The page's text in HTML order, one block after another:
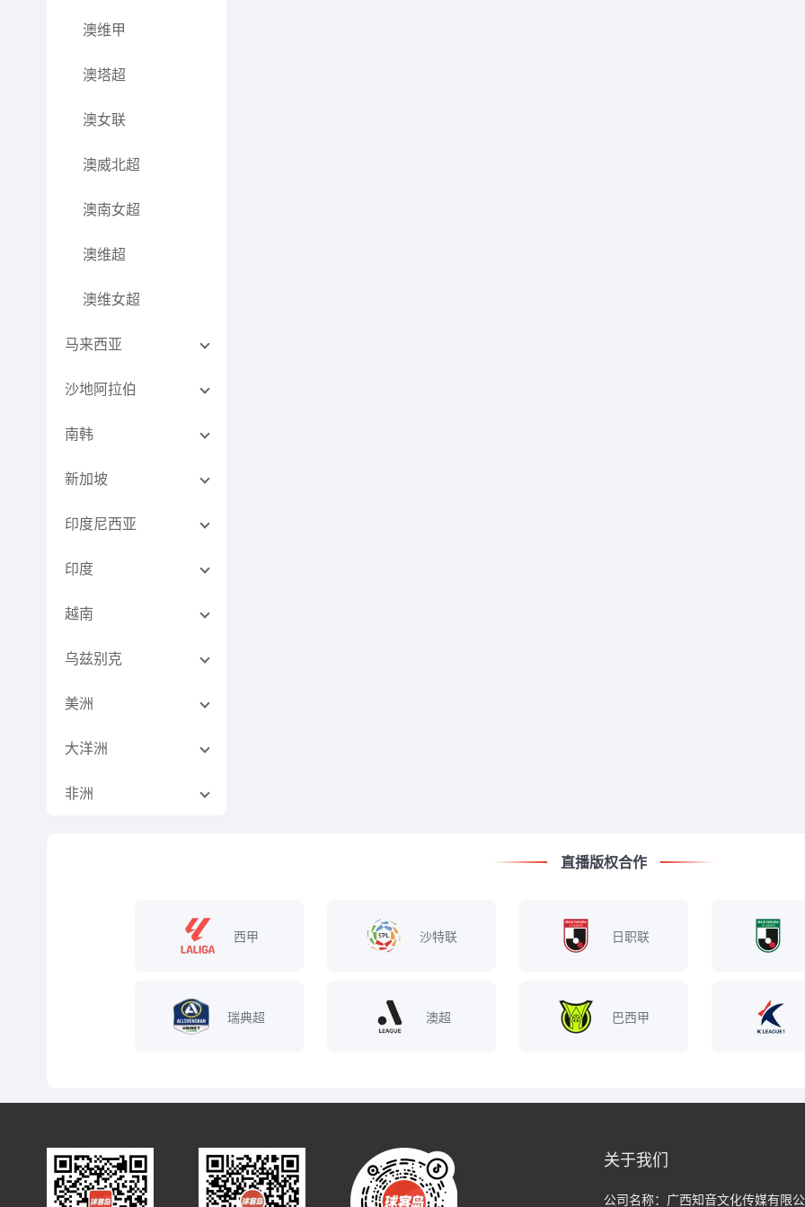
澳维甲
澳塔超
澳女联
澳威北超
澳南女超
澳维超
澳维女超
马来西亚
沙地阿拉伯
南韩
新加坡
印度尼西亚
印度
越南
乌兹别克
美洲
大洋洲
非洲
直播版权合作
西甲 沙特联 日职联
瑞典超 澳超 巴西甲
关于我们
公司名称： 广西知音文化传媒有限